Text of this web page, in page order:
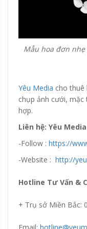
Mẫu hoa đơn
Yêu Media cho thuê
chụp ảnh cưới,
hợp.
Liên hệ: Yêu
-Follow : https://
-Website : http://
Hotline Tư Vấn &
+ Trụ sở Miền Bắc: